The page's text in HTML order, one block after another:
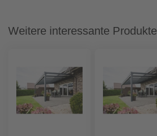
Weitere interessante Produkte